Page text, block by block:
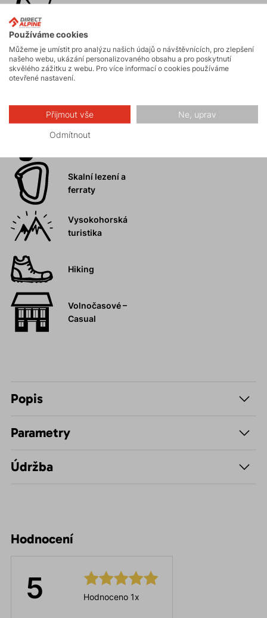
Ledolezení
Turistika
Skalní lezení a
ferraty
Vysokohorská
turistika
Hiking
Volnočasové –
Casual
Popis
Parametry
Údržba
Hodnocení
5 Hodnoceno 1x
Používáme cookies
Můžeme je umístit pro analýzu našich údajů o návštěvnících, pro zlepšení
našeho webu, ukázání personalizovaného obsahu a pro poskytnutí
skvělého zážitku z webu. Pro více informací o cookies používáme
otevřené nastavení.
Přijmout vše Ne, uprav
Odmítnout